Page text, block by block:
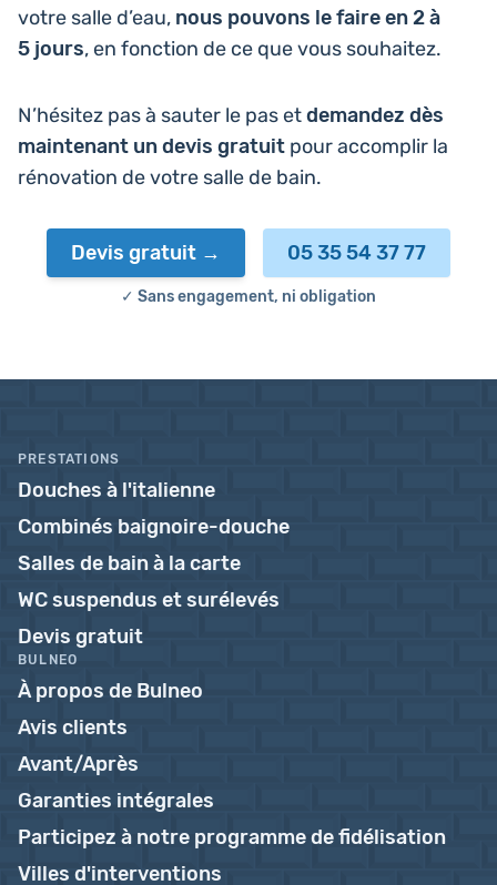
votre salle d’eau, nous pouvons le faire en 2 à
5 jours, en fonc­tion de ce que vous souhaitez.
N’hé­si­tez pas à sauter le pas etdeman­dez dès
main­te­nant un devis gratuit pour accom­plir la
réno­va­tion de votre salle de bain.
Devis gratuit 05 35 54 37 77
✓ Sans engagement, ni obligation
PRESTATIONS
Douches à l'italienne
Combinés baignoire-douche
Salles de bain à la carte
WC suspendus et surélevés
Devis gratuit
BULNEO
À propos de Bulneo
Avis clients
Avant/Après
Garanties intégrales
Participez à notre programme de fidélisation
Villes d'interventions